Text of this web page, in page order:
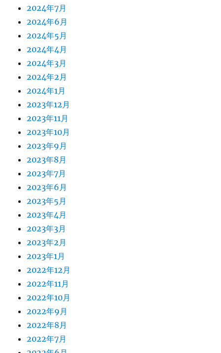
2024年7月
2024年6月
2024年5月
2024年4月
2024年3月
2024年2月
2024年1月
2023年12月
2023年11月
2023年10月
2023年9月
2023年8月
2023年7月
2023年6月
2023年5月
2023年4月
2023年3月
2023年2月
2023年1月
2022年12月
2022年11月
2022年10月
2022年9月
2022年8月
2022年7月